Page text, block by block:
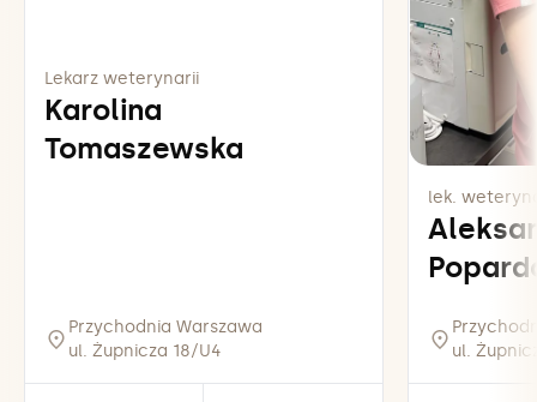
Lekarz weterynarii
Karolina
Tomaszewska
Przychodnia Warszawa
ul. Żupnicza 18/U4
lek.
ul.